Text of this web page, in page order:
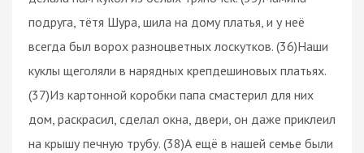
подруга, тётя Шура, шила на дому платья, и у неё
всегда был ворох разноцветных лоскутков. (36)Наши
куклы щеголяли в нарядных крепдешиновых платьях.
(37)Из картонной коробки папа смастерил для них
дом, раскрасил, сделал окна, двери, он даже приклеил
на крышу печную трубу. (38)А ещё в нашей семье были